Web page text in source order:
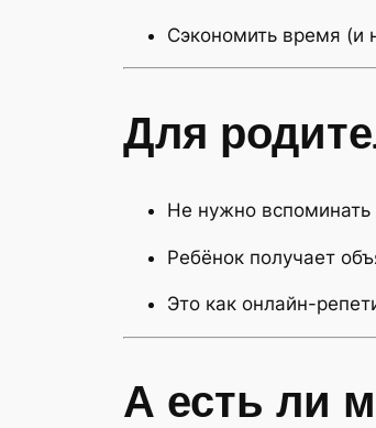
Сэкономить время (и
Для
Не нужно
Ребёнок получает
Это как онлайн-
А есть ли